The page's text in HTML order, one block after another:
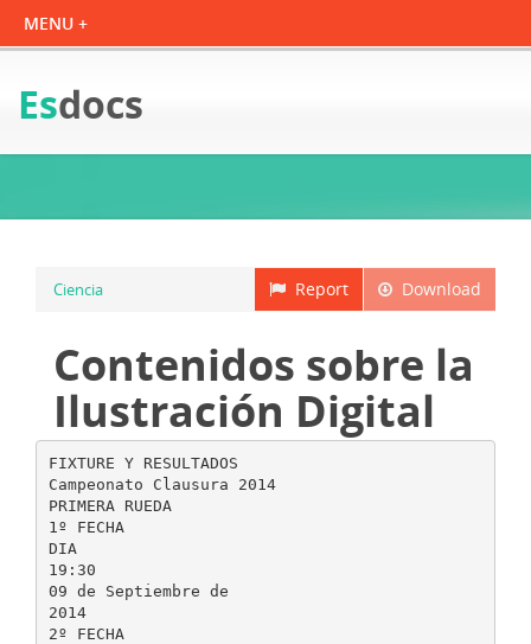
Esdocs
Download
Report
Ciencia
Contenidos sobre la
Ilustración Digital
FIXTURE Y RESULTADOS
Campeonato Clausura 2014
PRIMERA RUEDA
1º FECHA
DIA
19:30
09 de Septiembre de
2014
2º FECHA